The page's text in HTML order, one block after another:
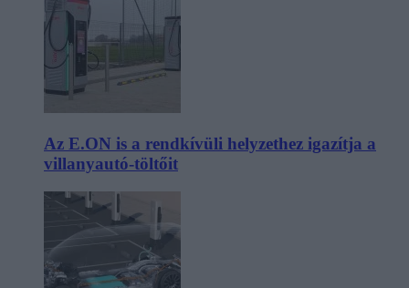
Az E.ON is a rendkívüli helyzethez igazítja a
villanyautó-töltőit